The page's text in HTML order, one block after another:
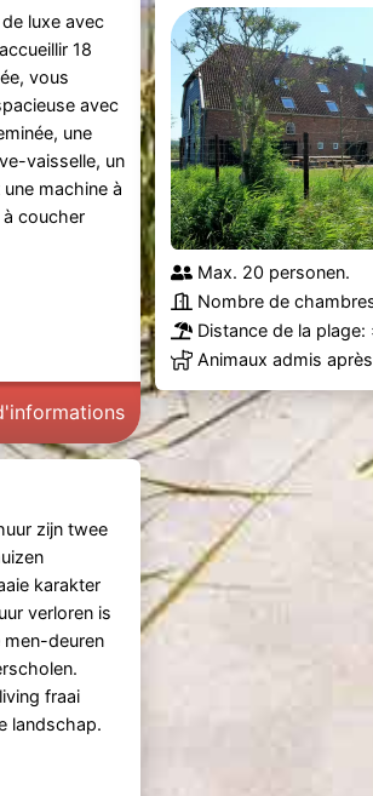
luxe avec
18
vous
avec
une
vaisselle, un
machine à
coucher
Max. 20 personen.
Nombre de
Distance de la plage:
Animaux admis
zijn twee
karakter
verloren is
deuren
fraai
landschap.